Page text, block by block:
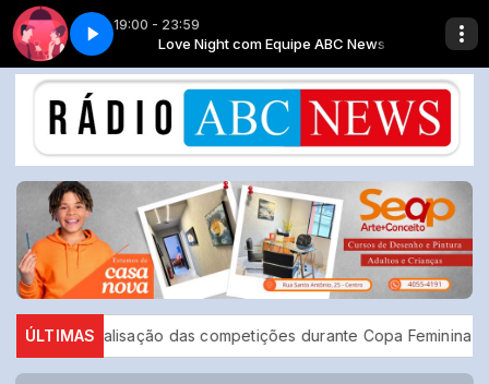
19:00 - 23:59
News Love Night com Equipe ABC News
- PRA FRENTE PREFEITURA DE SÃO BERNARDO DO CAMPO - PRA
ÚLTIMAS
paralisação das competições durante Copa Feminina em 2027